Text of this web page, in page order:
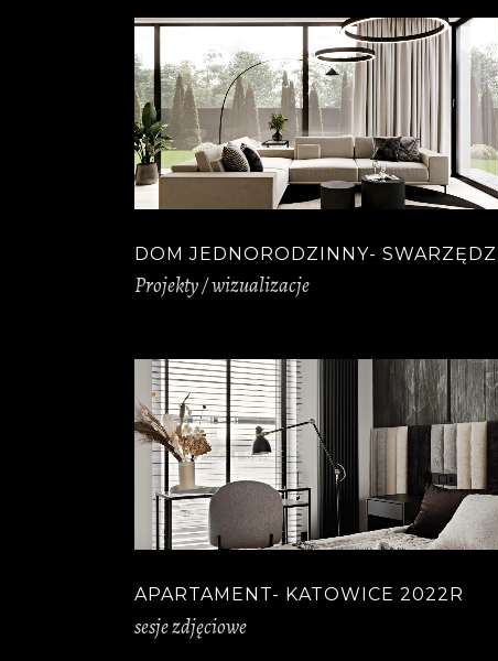
DOM JEDNORODZINNY- SWARZĘDZ
Projekty / wizualizacje
APARTAMENT- KATOWICE 2022R
sesje zdjęciowe